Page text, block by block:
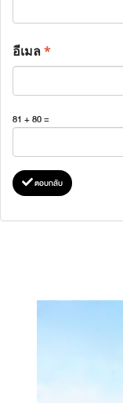
อีเมล*
81 + 80 =
ตอบกลับ